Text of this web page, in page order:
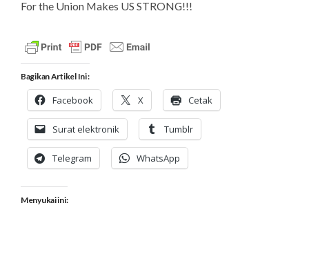
For the Union Makes US STRONG!!!
Bagikan Artikel Ini :
Facebook X Cetak
Surat elektronik Tumblr
Telegram WhatsApp
Menyukai ini: